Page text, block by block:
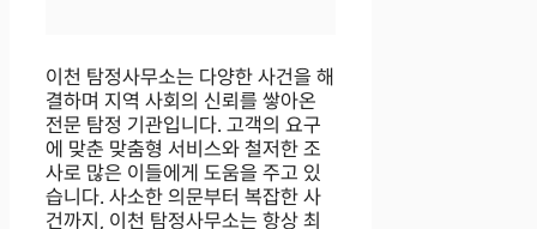
이천 탐정사무소는 다양한 사건을 해
결하며 지역 사회의 신뢰를 쌓아온
전문 탐정 기관입니다. 고객의 요구
에 맞춘 맞춤형 서비스와 철저한 조
사로 많은 이들에게 도움을 주고 있
습니다. 사소한 의문부터 복잡한 사
건까지, 이천 탐정사무소는 항상 최